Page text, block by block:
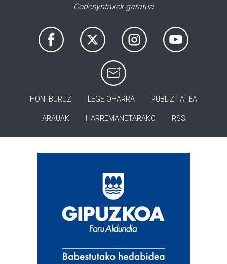
Codesyntaxek garatua
HONI BURUZ LEGE OHARRA PUBLIZITATEA
ARAUAK HARREMANETARAKO RSS